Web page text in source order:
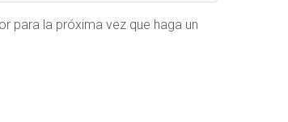
para la próxima vez que haga un